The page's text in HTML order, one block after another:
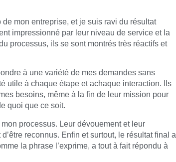
mon entreprise, et je suis ravi du résultat
impressionné par leur niveau de service et la
processus, ils se sont montrés très réactifs et
à une variété de mes demandes sans
utile à chaque étape et achaque interaction. Ils
besoins, même à la fin de leur mission pour
quoi que ce soit.
processus. Leur dévouement et leur
reconnus. Enfin et surtout, le résultat final a
la phrase l’exprime, a tout à fait répondu à